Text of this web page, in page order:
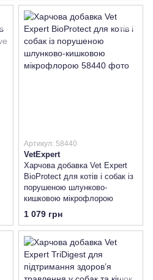
Артикул: 58440
VetExpert
Харчова добавка Vet Expert
BioProtect для котів і собак із
порушеною шлунково-
кишковою мікрофлорою
1 079 грн